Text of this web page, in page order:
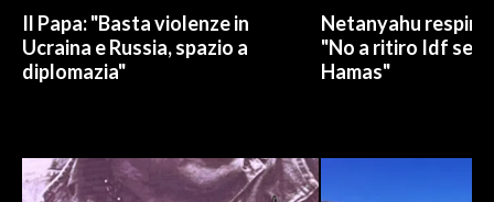
Il Papa: "Basta violenze in
Ucraina e Russia, spazio a
diplomazia"
Netanyahu
"No a ritiro Idf
Hamas"